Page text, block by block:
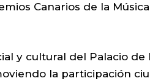
Canarios de la
y cultural del Palacio
la participación